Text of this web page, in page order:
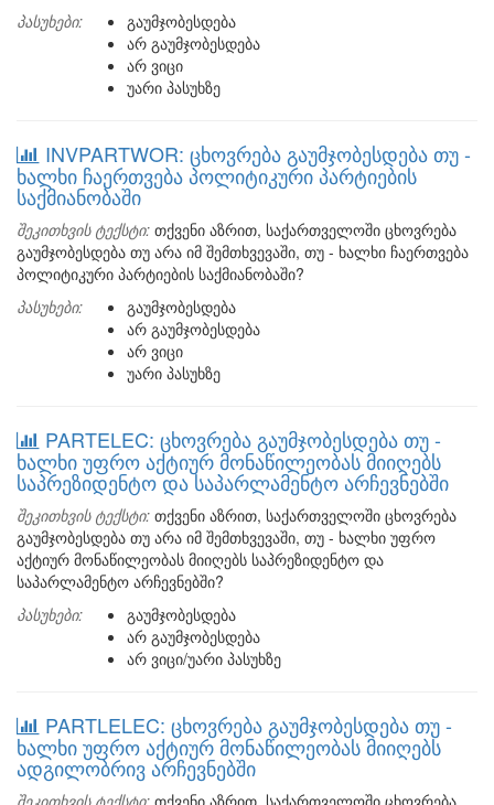
პასუხები:
გაუმჯობესდება
არ გაუმჯობესდება
არ ვიცი
უარი პასუხზე
INVPARTWOR: ცხოვრება გაუმჯობესდება თუ -
ხალხი ჩაერთვება პოლიტიკური პარტიების
საქმიანობაში
შეკითხვის ტექსტი: თქვენი აზრით, საქართველოში ცხოვრება
გაუმჯობესდება თუ არა იმ შემთხვევაში, თუ - ხალხი ჩაერთვება
პოლიტიკური პარტიების საქმიანობაში?
პასუხები:
გაუმჯობესდება
არ გაუმჯობესდება
არ ვიცი
უარი პასუხზე
PARTELEC: ცხოვრება გაუმჯობესდება თუ -
ხალხი უფრო აქტიურ მონაწილეობას მიიღებს
საპრეზიდენტო და საპარლამენტო არჩევნებში
შეკითხვის ტექსტი: თქვენი აზრით, საქართველოში ცხოვრება
გაუმჯობესდება თუ არა იმ შემთხვევაში, თუ - ხალხი უფრო
აქტიურ მონაწილეობას მიიღებს საპრეზიდენტო და
საპარლამენტო არჩევნებში?
პასუხები:
გაუმჯობესდება
არ გაუმჯობესდება
არ ვიცი/უარი პასუხზე
PARTLELEC: ცხოვრება გაუმჯობესდება თუ -
ხალხი უფრო აქტიურ მონაწილეობას მიიღებს
ადგილობრივ არჩევნებში
შეკითხვის ტექსტი: თქვენი აზრით, საქართველოში ცხოვრება